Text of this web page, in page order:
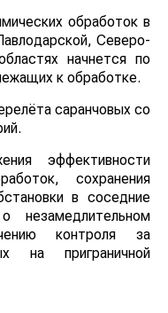
обработок в
Северо-
начнется по
к обработке.
саранчовых со
эффективности
сохранения
в соседние
незамедлительном
контроля за
на приграничной